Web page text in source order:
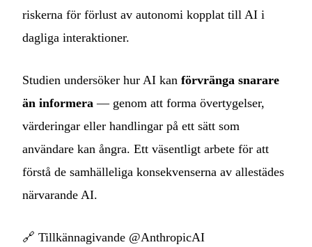
riskerna för förlust av autonomi kopplat till AI i
dagliga interaktioner.
Studien undersöker hur AI kan förvränga snarare
än informera — genom att forma övertygelser,
värderingar eller handlingar på ett sätt som
användare kan ångra. Ett väsentligt arbete för att
förstå de samhälleliga konsekvenserna av allestädes
närvarande AI.
🔗 Tillkännagivande @AnthropicAI